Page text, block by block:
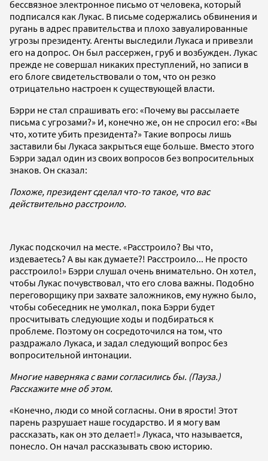
бессвязное электронное письмо от человека, который
подписался как Лукас. В письме содержались обвинения и
ругань в адрес правительства и плохо завуалированные
угрозы президенту. Агенты выследили Лукаса и привезли
его на допрос. Он был рассержен, груб и возбужден. Лукас
прежде не совершал никаких преступлений, но записи в
его блоге свидетельствовали о том, что он резко
отрицательно настроен к существующей власти.
Бэрри не стал спрашивать его: «Почему вы рассылаете
письма с угрозами?» И, конечно же, он не спросил его: «Вы
что, хотите убить президента?» Такие вопросы лишь
заставили бы Лукаса закрыться еще больше. Вместо этого
Бэрри задал один из своих вопросов без вопросительных
знаков. Он сказал:
Похоже, президент сделал что-то такое, что вас
действительно расстроило.
Лукас подскочил на месте. «Расстроило? Вы что,
издеваетесь? А вы как думаете?! Расстроило... Не просто
расстроило!» Бэрри слушал очень внимательно. Он хотел,
чтобы Лукас почувствовал, что его слова важны. Подобно
переговорщику при захвате заложников, ему нужно было,
чтобы собеседник не умолкал, пока Бэрри будет
просчитывать следующие ходы и подбираться к
проблеме. Поэтому он сосредоточился на том, что
раздражало Лукаса, и задал следующий вопрос без
вопросительной интонации.
Многие наверняка с вами согласились бы. (Пауза.)
Расскажите мне об этом.
«Конечно, люди со мной согласны. Они в ярости! Этот
парень разрушает наше государство. И я могу вам
рассказать, как он это делает!» Лукаса, что называется,
понесло. Он начал рассказывать свою историю.